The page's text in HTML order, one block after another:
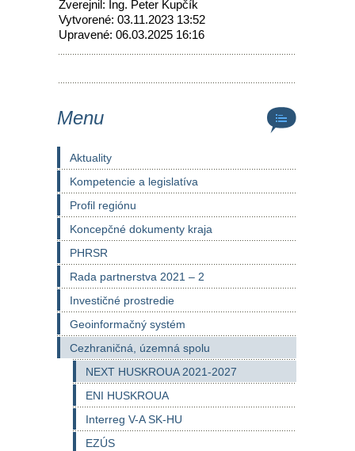
Zverejnil: Ing. Peter Kupčík
Vytvorené: 03.11.2023 13:52
Upravené: 06.03.2025 16:16
Menu
Aktuality
Kompetencie a legislatíva
Profil regiónu
Koncepčné dokumenty kraja
PHRSR
Rada partnerstva 2021 – 2
Investičné prostredie
Geoinformačný systém
Cezhraničná, územná spolu
NEXT HUSKROUA 2021-2027
ENI HUSKROUA
Interreg V-A SK-HU
EZÚS